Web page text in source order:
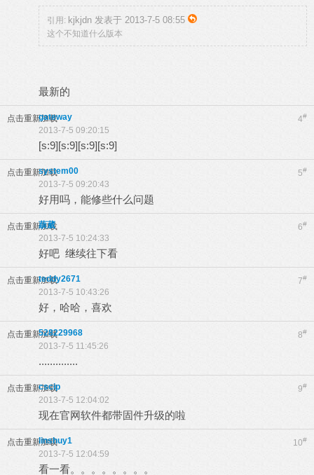
引用: kjkjdn 发表于 2013-7-5 08:55
这个不知道什么版本
最新的
点击重新加载 4#
gateway
2013-7-5 09:20:15
[s:9][s:9][s:9][s:9]
点击重新加载 5#
system00
2013-7-5 09:20:43
好用吗，能修些什么问题
点击重新加载 6#
蕻葳
2013-7-5 10:24:33
好吧 继续往下看
点击重新加载 7#
teddy2671
2013-7-5 10:43:26
好，哈哈，喜欢
点击重新加载 8#
528229968
2013-7-5 11:45:26
..............
点击重新加载 9#
cscip
2013-7-5 12:04:02
现在官网软件都带固件升级的啦
点击重新加载 10#
linshuy1
2013-7-5 12:04:59
看一看。。。。。。。。